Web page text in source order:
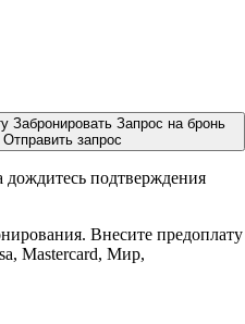
Забронировать Запрос на бронь
Отправить запрос
подтверждения
Внесите предоплату
Mastercard, Мир,